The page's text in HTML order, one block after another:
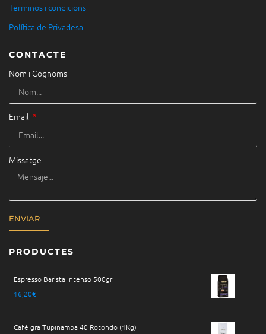
Terminos i condicions
Política de Privadesa
CONTACTE
Nom i Cognoms
Email
Missatge
ENVIAR
PRODUCTES
Espresso Barista Intenso 500gr
16,20€
Cafè gra Tupinamba 40 Rotondo (1Kg)